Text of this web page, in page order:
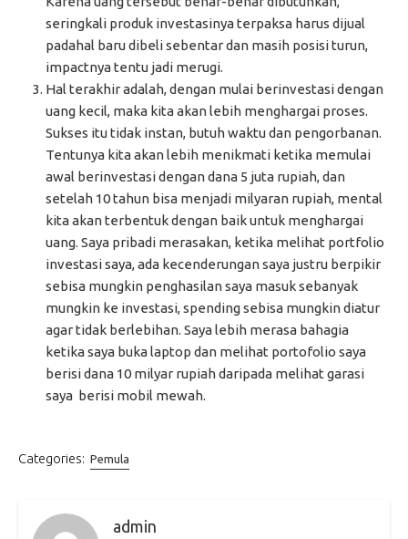
seringkali produk investasinya terpaksa harus dijual
padahal baru dibeli sebentar dan masih posisi turun,
impactnya tentu jadi merugi.
Hal terakhir adalah, dengan mulai berinvestasi dengan
uang kecil, maka kita akan lebih menghargai proses.
Sukses itu tidak instan, butuh waktu dan pengorbanan.
Tentunya kita akan lebih menikmati ketika memulai
awal berinvestasi dengan dana 5 juta rupiah, dan
setelah 10 tahun bisa menjadi milyaran rupiah, mental
kita akan terbentuk dengan baik untuk menghargai
uang. Saya pribadi merasakan, ketika melihat portfolio
investasi saya, ada kecenderungan saya justru berpikir
sebisa mungkin penghasilan saya masuk sebanyak
mungkin ke investasi, spending sebisa mungkin diatur
agar tidak berlebihan. Saya lebih merasa bahagia
ketika saya buka laptop dan melihat portofolio saya
berisi dana 10 milyar rupiah daripada melihat garasi
saya berisi mobil mewah.
Categories: Pemula
admin